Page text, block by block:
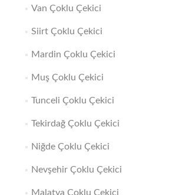
Van Çoklu Çekici
Siirt Çoklu Çekici
Mardin Çoklu Çekici
Muş Çoklu Çekici
Tunceli Çoklu Çekici
Tekirdağ Çoklu Çekici
Niğde Çoklu Çekici
Nevşehir Çoklu Çekici
Malatya Çoklu Çekici